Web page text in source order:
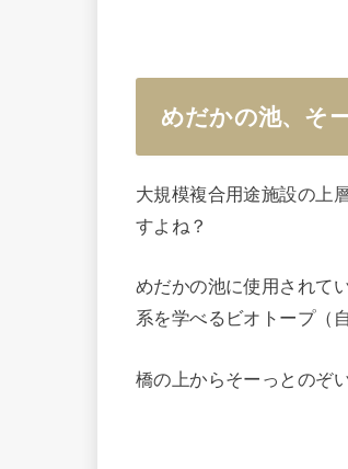
めだかの池、そ
大規模複合用途施設の上
すよね？
めだかの池に使用されて
系を学べるビオトープ（
橋の上からそーっとのぞ